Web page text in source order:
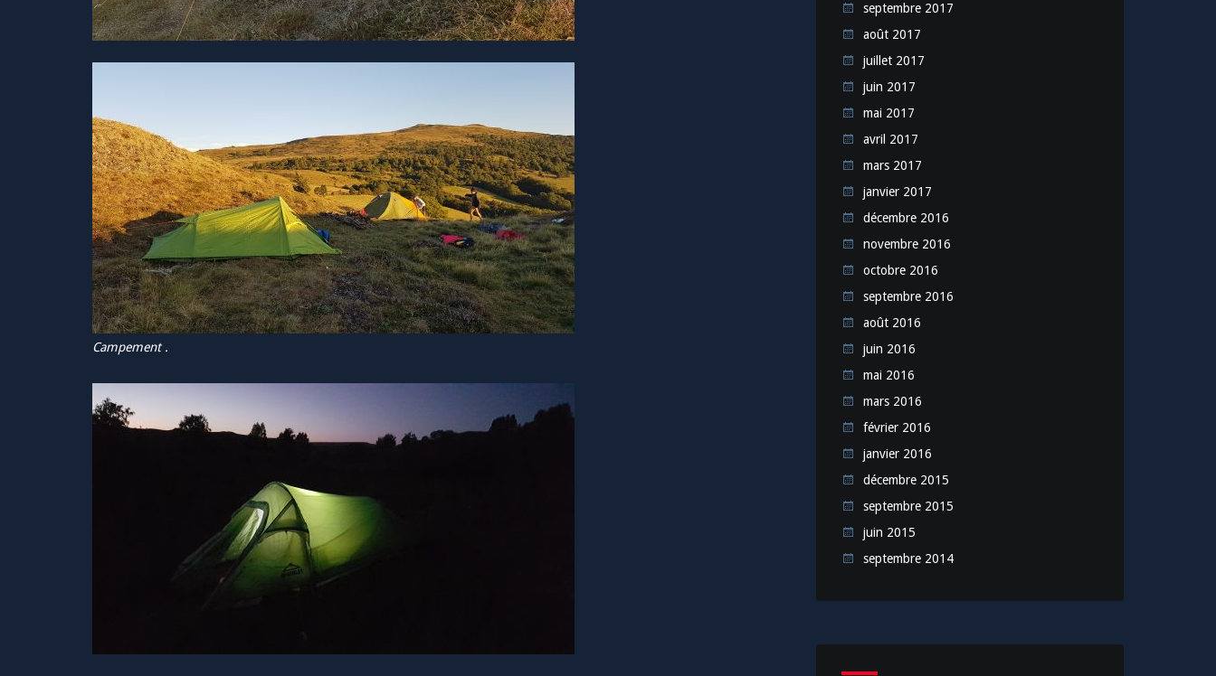
Campement .
septembre 2017
août 2017
juillet 2017
juin 2017
mai 2017
avril 2017
mars 2017
janvier 2017
décembre 2016
novembre 2016
octobre 2016
septembre 2016
août 2016
juin 2016
mai 2016
mars 2016
février 2016
janvier 2016
décembre 2015
septembre 2015
juin 2015
septembre 2014